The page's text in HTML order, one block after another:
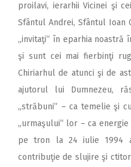
proilavi, ierarhii Vicinei şi
Sfântul Andrei, Sfântul Ioan
„invitaţi” în eparhia
şi sunt cei mai fierbinţi
Chiriarhul de atunci şi de
ajutorul lui Dumnezeu,
„străbuni” – ca temelie şi
„urmaşului” lor – ca
pe tron la 24 iulie 1994
contribuţie de slujire şi